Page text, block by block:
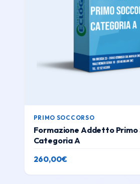
PRIMO SOCCORSO
Formazione Addetto Primo
Categoria A
260,00€